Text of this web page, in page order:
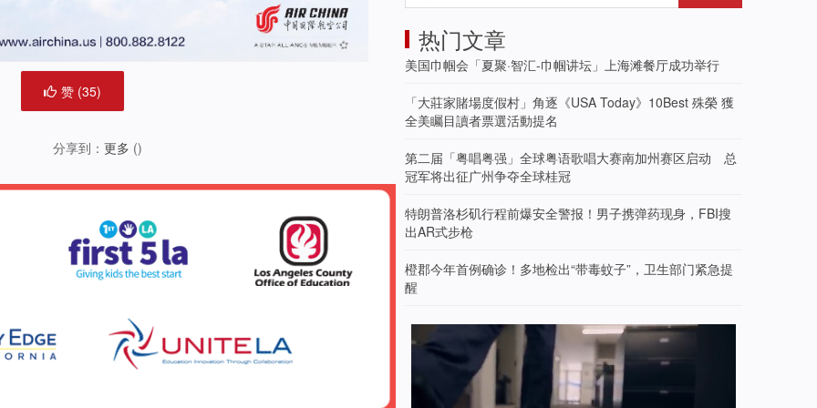
赞 (35)
分享到： 更多 ()
热门文章
美国巾帼会「夏聚·智汇-巾帼讲坛」上海滩餐厅成功举行
「大莊家賭場度假村」角逐《USA Today》10Best 殊榮 獲
全美矚目讀者票選活動提名
第二届「粤唱粤强」全球粤语歌唱大赛南加州赛区启动 总
冠军将出征广州争夺全球桂冠
特朗普洛杉矶行程前爆安全警报！男子携弹药现身，FBI搜
出AR式步枪
橙郡今年首例确诊！多地检出“带毒蚊子”，卫生部门紧急提
醒